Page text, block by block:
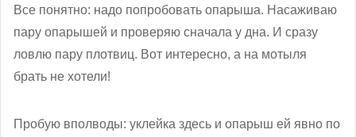
Все понятно: надо попробовать опарыша. Насаживаю
пару опарышей и проверяю сначала у дна. И сразу
ловлю пару плотвиц. Вот интересно, а на мотыля
брать не хотели!
Пробую вполводы: уклейка здесь и опарыш ей явно по